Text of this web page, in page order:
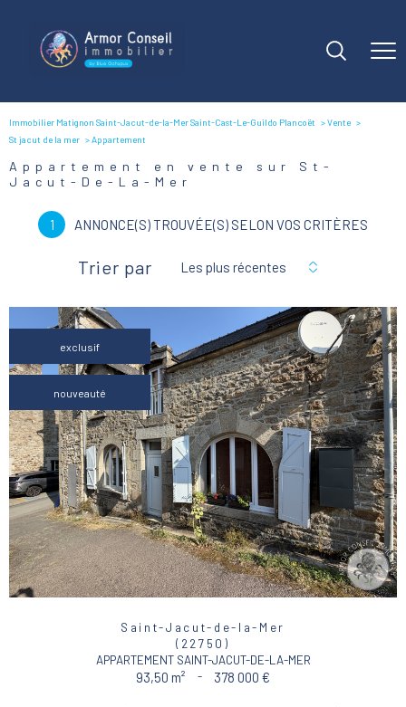
Immobilier Matignon Saint-Jacut-de-la-Mer Saint-Cast-Le-Guildo Plancoët
Vente
St jacut de la mer
Appartement
Appartement en vente sur St-
Jacut-De-La-Mer
1 ANNONCE(S) TROUVÉE(S) SELON VOS CRITÈRES
Trier par Les plus récentes
exclusif
nouveauté
Saint-Jacut-de-la-Mer
(22750)
APPARTEMENT SAINT-JACUT-DE-LA-MER
93,50 m² - 378 000 €